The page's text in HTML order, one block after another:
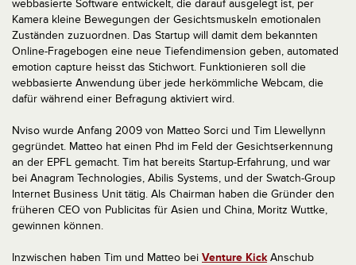
webbasierte Software entwickelt, die darauf ausgelegt ist, per
Kamera kleine Bewegungen der Gesichtsmuskeln emotionalen
Zuständen zuzuordnen. Das Startup will damit dem bekannten
Online-Fragebogen eine neue Tiefendimension geben, automated
emotion capture heisst das Stichwort. Funktionieren soll die
webbasierte Anwendung über jede herkömmliche Webcam, die
dafür während einer Befragung aktiviert wird.
Nviso wurde Anfang 2009 von Matteo Sorci und Tim Llewellynn
gegründet. Matteo hat einen Phd im Feld der Gesichtserkennung
an der EPFL gemacht. Tim hat bereits Startup-Erfahrung, und war
bei Anagram Technologies, Abilis Systems, und der Swatch-Group
Internet Business Unit tätig. Als Chairman haben die Gründer den
früheren CEO von Publicitas für Asien und China, Moritz Wuttke,
gewinnen können.
Inzwischen haben Tim und Matteo bei Venture KickAnschub